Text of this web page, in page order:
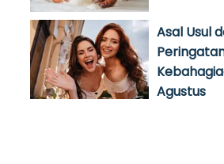
Asal Usul
Agustus